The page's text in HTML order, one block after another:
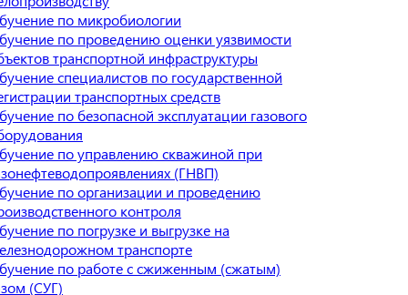
по микробиологии
по проведению оценки уязвимости
транспортной инфраструктуры
специалистов по государственной
транспортных средств
по безопасной эксплуатации газового
по управлению скважиной при
(ГНВП)
по организации и проведению
контроля
по погрузке и выгрузке на
транспорте
по работе с сжиженным (сжатым)
(СУГ)